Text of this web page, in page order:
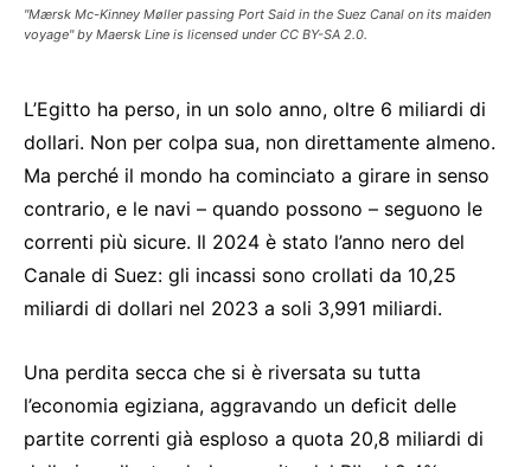
"Mærsk Mc-Kinney Møller passing Port Said in the Suez Canal on its maiden
voyage" by Maersk Line is licensed under CC BY-SA 2.0.
L’Egitto ha perso, in un solo anno, oltre 6 miliardi di
dollari. Non per colpa sua, non direttamente almeno.
Ma perché il mondo ha cominciato a girare in senso
contrario, e le navi – quando possono – seguono le
correnti più sicure. Il 2024 è stato l’anno nero del
Canale di Suez: gli incassi sono crollati da 10,25
miliardi di dollari nel 2023 a soli 3,991 miliardi.
Una perdita secca che si è riversata su tutta
l’economia egiziana, aggravando un deficit delle
partite correnti già esploso a quota 20,8 miliardi di